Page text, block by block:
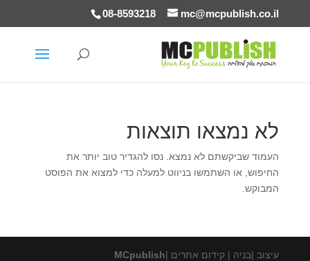
08-8593218 mc@mcpublish.co.il
לא נמצאו תוצאות
העמוד שביקשתם לא נמצא. נסו להגדיר טוב יותר את
החיפוש, או השתמשו בניווט למעלה כדי למצוא את הפוסט
המבוקש.
עיצוב |בניה | קידום אתרים |MCpublish